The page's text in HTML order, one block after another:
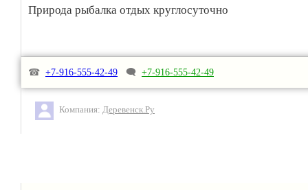
Природа рыбалка отдых круглосуточно
☎ +7-916-555-42-49 🗨 +7-916-555-42-49
Компания: Деревенск.Ру